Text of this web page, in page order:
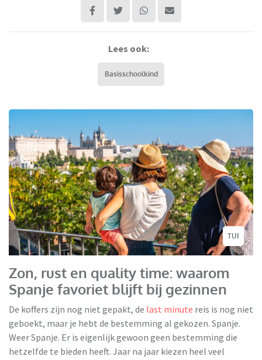
Lees ook:
Basisschoolkind
TUI
Zon, rust en quality time: waarom
Spanje favoriet blijft bij gezinnen
De koffers zijn nog niet gepakt, de last minute reis is nog niet
geboekt, maar je hebt de bestemming al gekozen. Spanje.
Weer Spanje. Er is eigenlijk gewoon geen bestemming die
hetzelfde te bieden heeft. Jaar na jaar kiezen heel veel